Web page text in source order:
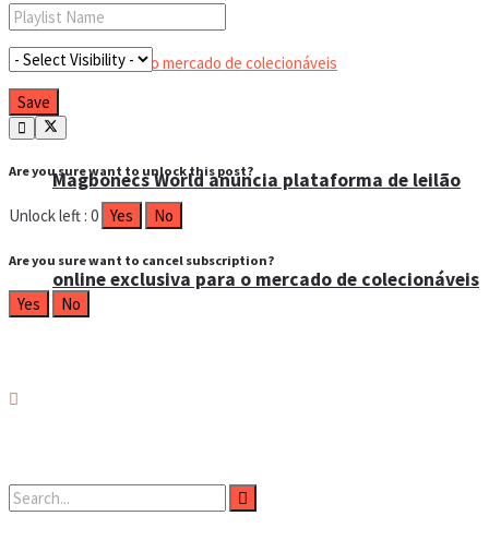
Magbonecs World anuncia plataforma de leilão
online exclusiva para o mercado de colecionáveis
Are you sure want to unlock this post?
Unlock left : 0 Yes No
Are you sure want to cancel subscription?
Yes No